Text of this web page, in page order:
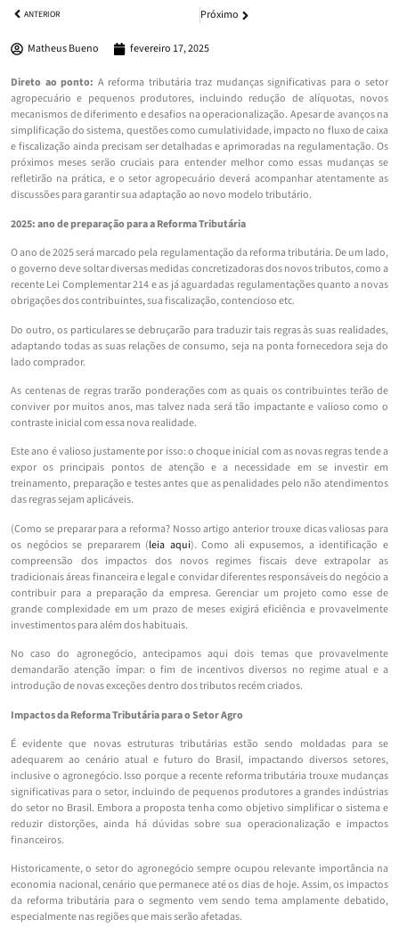
ANTERIOR Próximo
Matheus Bueno fevereiro 17, 2025
Direto ao ponto: A reforma tributária traz mudanças significativas para o setor
agropecuário e pequenos produtores, incluindo redução de alíquotas, novos
mecanismos de diferimento e desafios na operacionalização. Apesar de avanços na
simplificação do sistema, questões como cumulatividade, impacto no fluxo de caixa
e fiscalização ainda precisam ser detalhadas e aprimoradas na regulamentação. Os
próximos meses serão cruciais para entender melhor como essas mudanças se
refletirão na prática, e o setor agropecuário deverá acompanhar atentamente as
discussões para garantir sua adaptação ao novo modelo tributário.
2025: ano de preparação para a Reforma Tributária
O ano de 2025 será marcado pela regulamentação da reforma tributária. De um lado,
o governo deve soltar diversas medidas concretizadoras dos novos tributos, como a
recente Lei Complementar 214 e as já aguardadas regulamentações quanto a novas
obrigações dos contribuintes, sua fiscalização, contencioso etc.
Do outro, os particulares se debruçarão para traduzir tais regras às suas realidades,
adaptando todas as suas relações de consumo, seja na ponta fornecedora seja do
lado comprador.
As centenas de regras trarão ponderações com as quais os contribuintes terão de
conviver por muitos anos, mas talvez nada será tão impactante e valioso como o
contraste inicial com essa nova realidade.
Este ano é valioso justamente por isso: o choque inicial com as novas regras tende a
expor os principais pontos de atenção e a necessidade em se investir em
treinamento, preparação e testes antes que as penalidades pelo não atendimentos
das regras sejam aplicáveis.
(Como se preparar para a reforma? Nosso artigo anterior trouxe dicas valiosas para
os negócios se prepararem (leia aqui). Como ali expusemos, a identificação e
compreensão dos impactos dos novos regimes fiscais deve extrapolar as
tradicionais áreas financeira e legal e convidar diferentes responsáveis do negócio a
contribuir para a preparação da empresa. Gerenciar um projeto como esse de
grande complexidade em um prazo de meses exigirá eficiência e provavelmente
investimentos para além dos habituais.
No caso do agronegócio, antecipamos aqui dois temas que provavelmente
demandarão atenção ímpar: o fim de incentivos diversos no regime atual e a
introdução de novas exceções dentro dos tributos recém criados.
Impactos da Reforma Tributária para o Setor Agro
É evidente que novas estruturas tributárias estão sendo moldadas para se
adequarem ao cenário atual e futuro do Brasil, impactando diversos setores,
inclusive o agronegócio. Isso porque a recente reforma tributária trouxe mudanças
significativas para o setor, incluindo de pequenos produtores a grandes indústrias
do setor no Brasil. Embora a proposta tenha como objetivo simplificar o sistema e
reduzir distorções, ainda há dúvidas sobre sua operacionalização e impactos
financeiros.
Historicamente, o setor do agronegócio sempre ocupou relevante importância na
economia nacional, cenário que permanece até os dias de hoje. Assim, os impactos
da reforma tributária para o segmento vem sendo tema amplamente debatido,
especialmente nas regiões que mais serão afetadas.